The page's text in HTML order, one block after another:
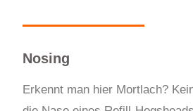
Nosing
Erkennt man hier Mortlach?